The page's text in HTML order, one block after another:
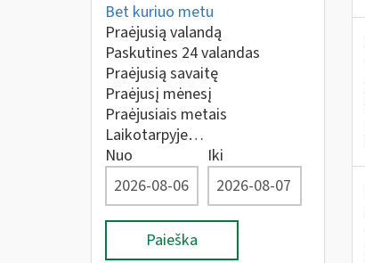
Bet kuriuo metu
Praėjusią valandą
Paskutines 24 valandas
Praėjusią savaitę
Praėjusį mėnesį
Praėjusiais metais
Laikotarpyje…
Nuo
Iki
Paieška